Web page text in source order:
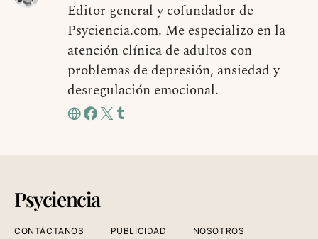
Editor general y cofundador de
Psyciencia.com. Me especializo en la
atención clínica de adultos con
problemas de depresión, ansiedad y
desregulación emocional.
Psyciencia
CONTÁCTANOS PUBLICIDAD NOSOTROS